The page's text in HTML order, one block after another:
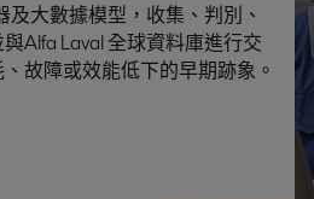
及大數據模型，收集、判別、
Alfa Laval 全球資料庫進行交
故障或效能低下的早期跡象。